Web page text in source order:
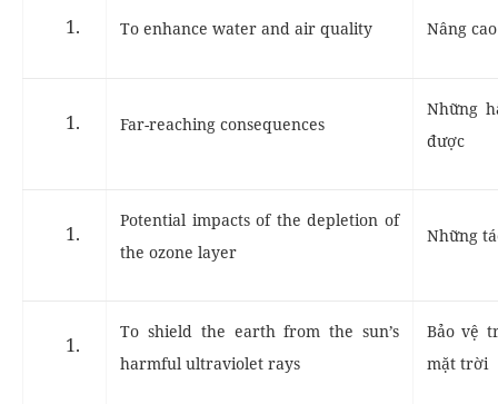
To enhance water and air quality Nâng
Far-reaching consequences
Những
được
Potential impacts of the depletion of
the ozone layer
Những
To shield the earth from the sun’s
harmful ultraviolet rays
Bảo vệ
mặt trời